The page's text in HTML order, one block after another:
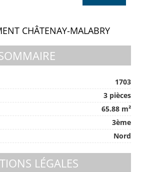
CHÂTENAY-MALABRY
1703
3 pièces
65.88 m²
3ème
Nord
LÉGALES